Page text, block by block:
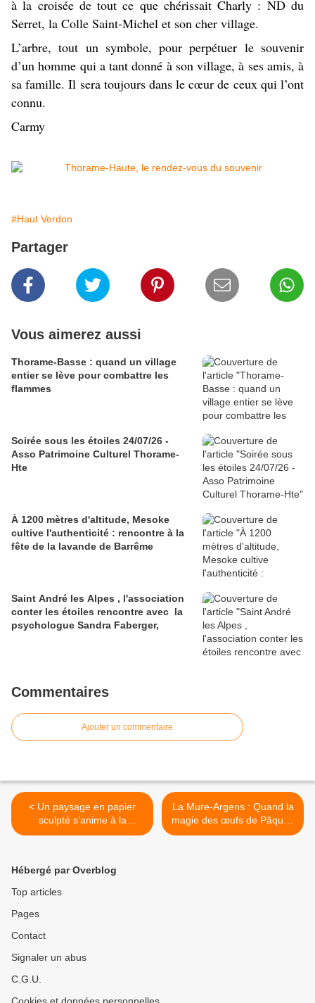
à la croisée de tout ce que chérissait Charly : ND du
Serret, la Colle Saint-Michel et son cher village.
L’arbre, tout un symbole, pour perpétuer le souvenir
d’un homme qui a tant donné à son village, à ses amis, à
sa famille. Il sera toujours dans le cœur de ceux qui l’ont
connu.
Carmy
#Haut Verdon
Partager
Vous aimerez aussi
Thorame-Basse : quand un village
entier se lève pour combattre les
flammes
Soirée sous les étoiles 24/07/26 -
Asso Patrimoine Culturel Thorame-
Hte
À 1200 mètres d'altitude, Mesoke
cultive l'authenticité : rencontre à la
fête de la lavande de Barrême
Saint André les Alpes , l'association
conter les étoiles rencontre avec la
psychologue Sandra Faberger,
Commentaires
Ajouter un commentaire
< Un paysage en papier
sculpté s’anime à la
Minoterie : l’art d’Anne-Lise
La Mure-Argens : Quand la
magie des œufs de Pâques
renaît grâce à l’élan
Hébergé par Overblog
Top articles
Pages
Contact
Signaler un abus
C.G.U.